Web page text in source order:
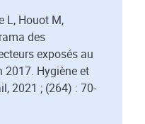
L, Houot M,
des
exposés au
2017. Hygiène et
2021 ; (264) : 70-